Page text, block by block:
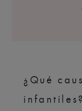
¿Qué
infantiles?